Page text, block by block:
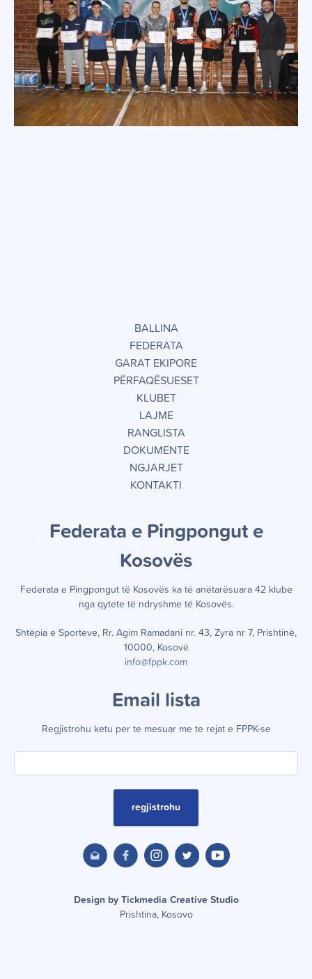
BALLINA
FEDERATA
GARAT EKIPORE
PËRFAQËSUESET
KLUBET
LAJME
RANGLISTA
DOKUMENTE
NGJARJET
KONTAKTI
Federata e Pingpongut e
Kosovës
Federata e Pingpongut të Kosovës ka të anëtarësuara 42 klube
nga qytete të ndryshme të Kosovës.
Shtëpia e Sporteve, Rr. Agim Ramadani nr. 43, Zyra nr 7, Prishtinë,
10000, Kosovë
info@fppk.com
Email lista
Regjistrohu ketu per te mesuar me te rejat e FPPK-se
regjistrohu
Design by Tickmedia Creative Studio
Prishtina, Kosovo